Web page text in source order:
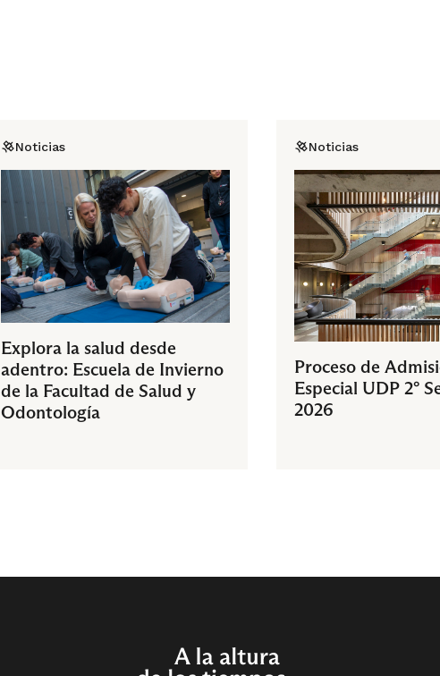
Noticias
Explora la salud desde
adentro: Escuela de Invierno
de la Facultad de Salud y
Odontología
Noticias
Proceso de
Especial UDP 2°
2026